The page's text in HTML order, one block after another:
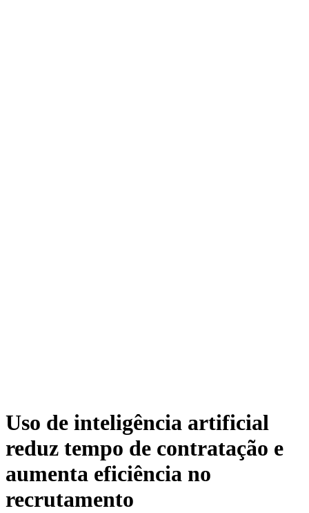
Uso de inteligência artificial
reduz tempo de contratação e
aumenta eficiência no
recrutamento